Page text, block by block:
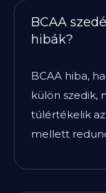
BCAA
hibák?
BCAA hiba,
külön szedik,
túlértékelik az
mellett